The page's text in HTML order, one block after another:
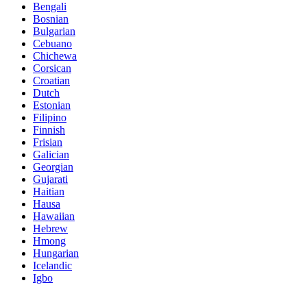
Bengali
Bosnian
Bulgarian
Cebuano
Chichewa
Corsican
Croatian
Dutch
Estonian
Filipino
Finnish
Frisian
Galician
Georgian
Gujarati
Haitian
Hausa
Hawaiian
Hebrew
Hmong
Hungarian
Icelandic
Igbo